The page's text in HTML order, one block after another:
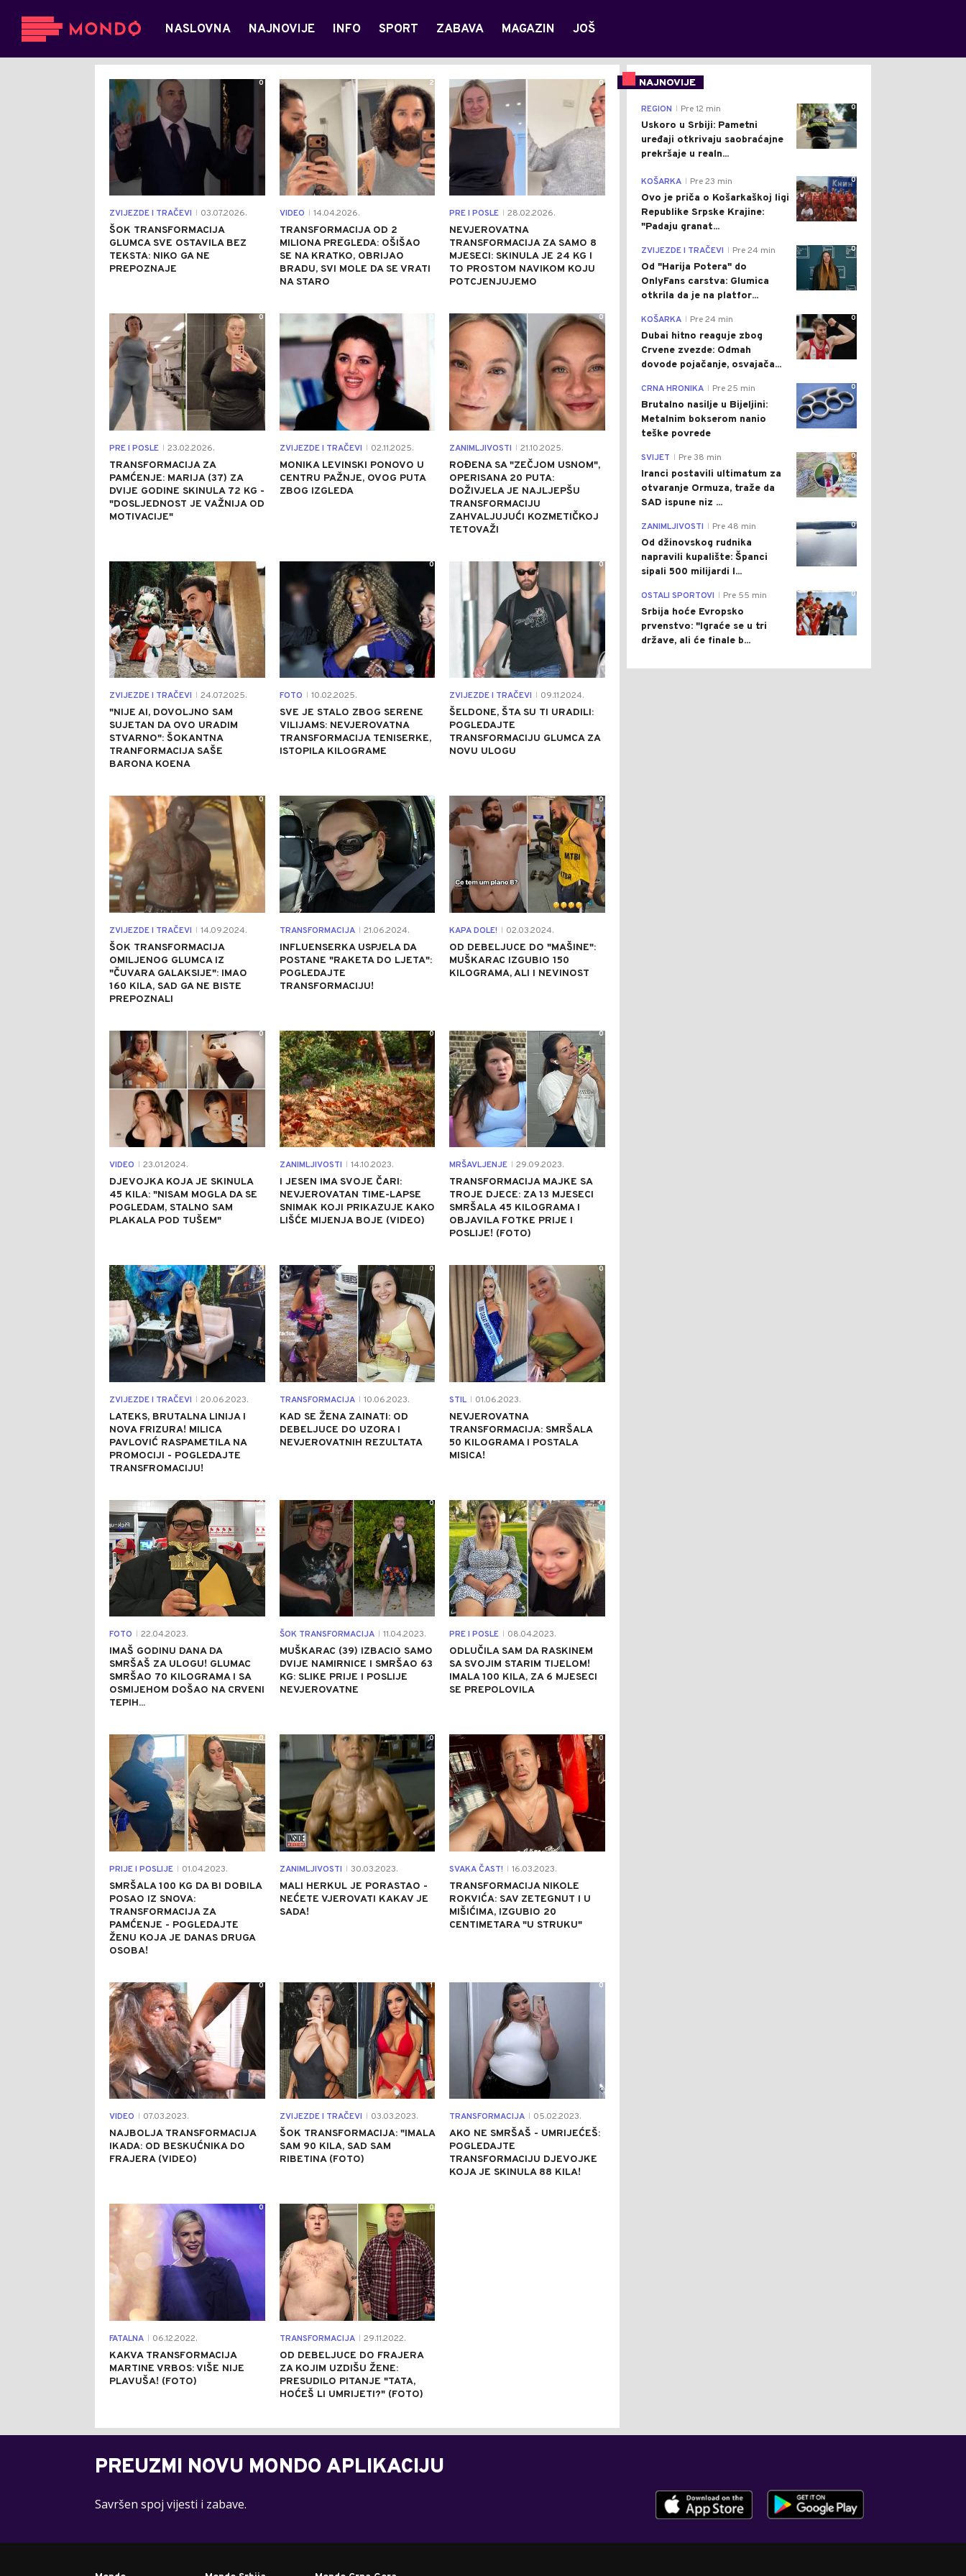
NASLOVNA NAJNOVIJE INFO SPORT ZABAVA MAGAZIN JOŠ
ZVIJEZDE I TRAČEVI 03.07.2026.
ŠOK TRANSFORMACIJA
GLUMCA SVE OSTAVILA BEZ
TEKSTA: NIKO GA NE
PREPOZNAJE
0
VIDEO 14.04.2026.
TRANSFORMACIJA OD 2
MILIONA PREGLEDA: OŠIŠAO
SE NA KRATKO, OBRIJAO
BRADU, SVI MOLE DA SE VRATI
NA STARO
2
PRE I POSLE 28.02.2026.
NEVJEROVATNA
TRANSFORMACIJA ZA SAMO 8
MJESECI: SKINULA JE 24 KG I
TO PROSTOM NAVIKOM KOJU
POTCJENJUJEMO
0
PRE I POSLE 23.02.2026.
TRANSFORMACIJA ZA
PAMĆENJE: MARIJA (37) ZA
DVIJE GODINE SKINULA 72 KG -
"DOSLJEDNOST JE VAŽNIJA OD
MOTIVACIJE"
0
ZVIJEZDE I TRAČEVI 02.11.2025.
MONIKA LEVINSKI PONOVO U
CENTRU PAŽNJE, OVOG PUTA
ZBOG IZGLEDA
0
ZANIMLJIVOSTI 21.10.2025.
ROĐENA SA "ZEČJOM USNOM",
OPERISANA 20 PUTA:
DOŽIVJELA JE NAJLJEPŠU
TRANSFORMACIJU
ZAHVALJUJUĆI KOZMETIČKOJ
TETOVAŽI
0
ZVIJEZDE I TRAČEVI 24.07.2025.
"NIJE AI, DOVOLJNO SAM
SUJETAN DA OVO URADIM
STVARNO": ŠOKANTNA
TRANFORMACIJA SAŠE
BARONA KOENA
FOTO 10.02.2025.
SVE JE STALO ZBOG SERENE
VILIJAMS: NEVJEROVATNA
TRANSFORMACIJA TENISERKE,
ISTOPILA KILOGRAME
0
ZVIJEZDE I TRAČEVI 09.11.2024.
ŠELDONE, ŠTA SU TI URADILI:
POGLEDAJTE
TRANSFORMACIJU GLUMCA ZA
NOVU ULOGU
0
ZVIJEZDE I TRAČEVI 14.09.2024.
ŠOK TRANSFORMACIJA
OMILJENOG GLUMCA IZ
"ČUVARA GALAKSIJE": IMAO
160 KILA, SAD GA NE BISTE
PREPOZNALI
0
TRANSFORMACIJA 21.06.2024.
INFLUENSERKA USPJELA DA
POSTANE "RAKETA DO LJETA":
POGLEDAJTE
TRANSFORMACIJU!
0
KAPA DOLE! 02.03.2024.
OD DEBELJUCE DO "MAŠINE":
MUŠKARAC IZGUBIO 150
KILOGRAMA, ALI I NEVINOST
0
VIDEO 23.01.2024.
DJEVOJKA KOJA JE SKINULA
45 KILA: "NISAM MOGLA DA SE
POGLEDAM, STALNO SAM
PLAKALA POD TUŠEM"
0
ZANIMLJIVOSTI 14.10.2023.
I JESEN IMA SVOJE ČARI:
NEVJEROVATAN TIME-LAPSE
SNIMAK KOJI PRIKAZUJE KAKO
LIŠĆE MIJENJA BOJE (VIDEO)
0
MRŠAVLJENJE 29.09.2023.
TRANSFORMACIJA MAJKE SA
TROJE DJECE: ZA 13 MJESECI
SMRŠALA 45 KILOGRAMA I
OBJAVILA FOTKE PRIJE I
POSLIJE! (FOTO)
0
ZVIJEZDE I TRAČEVI 20.06.2023.
LATEKS, BRUTALNA LINIJA I
NOVA FRIZURA! MILICA
PAVLOVIĆ RASPAMETILA NA
PROMOCIJI - POGLEDAJTE
TRANSFROMACIJU!
0
TRANSFORMACIJA 10.06.2023.
KAD SE ŽENA ZAINATI: OD
DEBELJUCE DO UZORA I
NEVJEROVATNIH REZULTATA
0
STIL 01.06.2023.
NEVJEROVATNA
TRANSFORMACIJA: SMRŠALA
50 KILOGRAMA I POSTALA
MISICA!
0
FOTO 22.04.2023.
IMAŠ GODINU DANA DA
SMRŠAŠ ZA ULOGU! GLUMAC
SMRŠAO 70 KILOGRAMA I SA
OSMIJEHOM DOŠAO NA CRVENI
TEPIH...
0
ŠOK TRANSFORMACIJA 11.04.2023.
MUŠKARAC (39) IZBACIO SAMO
DVIJE NAMIRNICE I SMRŠAO 63
KG: SLIKE PRIJE I POSLIJE
NEVJEROVATNE
0
PRE I POSLE 08.04.2023.
ODLUČILA SAM DA RASKINEM
SA SVOJIM STARIM TIJELOM!
IMALA 100 KILA, ZA 6 MJESECI
SE PREPOLOVILA
0
PRIJE I POSLIJE 01.04.2023.
SMRŠALA 100 KG DA BI DOBILA
POSAO IZ SNOVA:
TRANSFORMACIJA ZA
PAMĆENJE - POGLEDAJTE
ŽENU KOJA JE DANAS DRUGA
OSOBA!
0
ZANIMLJIVOSTI 30.03.2023.
MALI HERKUL JE PORASTAO -
NEĆETE VJEROVATI KAKAV JE
SADA!
0
SVAKA ČAST! 16.03.2023.
TRANSFORMACIJA NIKOLE
ROKVIĆA: SAV ZETEGNUT I U
MIŠIĆIMA, IZGUBIO 20
CENTIMETARA "U STRUKU"
0
VIDEO 07.03.2023.
NAJBOLJA TRANSFORMACIJA
IKADA: OD BESKUĆNIKA DO
FRAJERA (VIDEO)
0
ZVIJEZDE I TRAČEVI 03.03.2023.
ŠOK TRANSFORMACIJA: "IMALA
SAM 90 KILA, SAD SAM
RIBETINA (FOTO)
1
TRANSFORMACIJA 05.02.2023.
AKO NE SMRŠAŠ - UMRIJEĆEŠ:
POGLEDAJTE
TRANSFORMACIJU DJEVOJKE
KOJA JE SKINULA 88 KILA!
0
FATALNA 06.12.2022.
KAKVA TRANSFORMACIJA
MARTINE VRBOS: VIŠE NIJE
PLAVUŠA! (FOTO)
0
TRANSFORMACIJA 29.11.2022.
OD DEBELJUCE DO FRAJERA
ZA KOJIM UZDIŠU ŽENE:
PRESUDILO PITANJE "TATA,
HOĆEŠ LI UMRIJETI?" (FOTO)
0
NAJNOVIJE
0
REGION Pre 12 min
Uskoro u Srbiji: Pametni
uređaji otkrivaju saobraćajne
prekršaje u realn...
0
KOŠARKA Pre 23 min
Ovo je priča o Košarkaškoj ligi
Republike Srpske Krajine:
"Padaju granat...
0
ZVIJEZDE I TRAČEVI Pre 24 min
Od "Harija Potera" do
OnlyFans carstva: Glumica
otkrila da je na platfor...
0
KOŠARKA Pre 24 min
Dubai hitno reaguje zbog
Crvene zvezde: Odmah
dovode pojačanje, osvajača...
0
CRNA HRONIKA Pre 25 min
Brutalno nasilje u Bijeljini:
Metalnim bokserom nanio
teške povrede
0
SVIJET Pre 38 min
Iranci postavili ultimatum za
otvaranje Ormuza, traže da
SAD ispune niz ...
0
ZANIMLJIVOSTI Pre 48 min
Od džinovskog rudnika
napravili kupalište: Španci
sipali 500 milijardi l...
0
OSTALI SPORTOVI Pre 55 min
Srbija hoće Evropsko
prvenstvo: "Igraće se u tri
države, ali će finale b...
PREUZMI NOVU MONDO APLIKACIJU
Savršen spoj vijesti i zabave.